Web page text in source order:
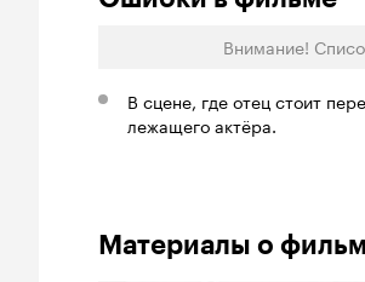
Внимание!
В сцене, где отец стоит
лежащего актёра.
Материалы о